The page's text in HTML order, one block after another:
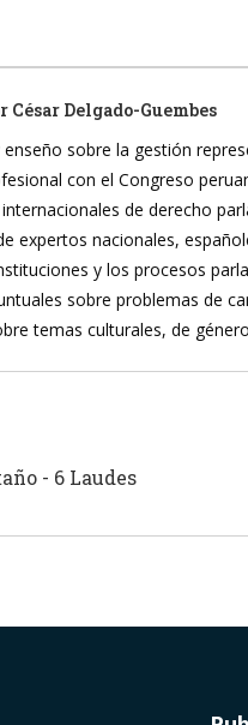
César Delgado-Guembes
enseño sobre la gestión
con el Congreso
de derecho
expertos nacionales,
y los procesos
sobre problemas de
temas culturales, de
- 6 Laudes